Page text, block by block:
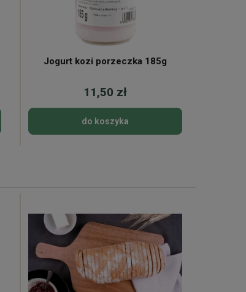
Jogurt kozi porzeczka 185g
11,50 zł
do koszyka